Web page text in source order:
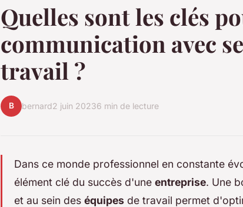
Quelles sont les clés
communication avec
travail ?
B bernard2 juin 20236 min de lecture
Dans ce monde professionnel en constante
élément clé du succès d'une entreprise. Une
et au sein des équipes de travail permet